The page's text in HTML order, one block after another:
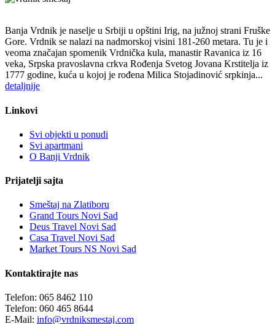
Banja Vrdnik je naselje u Srbiji u opštini Irig, na južnoj strani Fruške
Gore. Vrdnik se nalazi na nadmorskoj visini 181-260 metara. Tu je i
veoma značajan spomenik Vrdnička kula, manastir Ravanica iz 16
veka, Srpska pravoslavna crkva Rođenja Svetog Jovana Krstitelja iz
1777 godine, kuća u kojoj je rođena Milica Stojadinović srpkinja...
detaljnije
Linkovi
Svi objekti u ponudi
Svi apartmani
O Banji Vrdnik
Prijatelji sajta
Smeštaj na Zlatiboru
Grand Tours Novi Sad
Deus Travel Novi Sad
Casa Travel Novi Sad
Market Tours NS Novi Sad
Kontaktirajte nas
Telefon: 065 8462 110
Telefon: 060 465 8644
E-Mail: info@vrdniksmestaj.com